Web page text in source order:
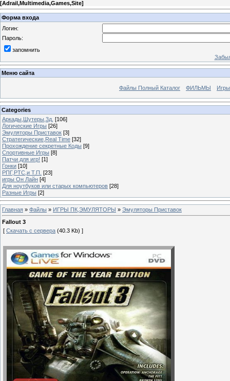
[Adrail,Multimedia,Games,Site]
Форма входа
Логин:
Пароль:
запомнить
Меню сайта
Файлы Полный Каталог ФИЛЬМЫ
Categories
Аркады,Шутеры,3д, [106]
Логические Игры [26]
Эмуляторы Приставок [3]
Стратегические,Real Time [32]
Прохождение секретные Коды [9]
Спортивные Игры [8]
Патчи для игр! [1]
Гонки [10]
РПГ,РТС,и Т.П. [23]
игры Он Лайн [4]
Для ноутбуков или старых компьютеров [28]
Разные Игры [2]
Главная » Файлы » ИГРЫ ПК,ЭМУЛЯТОРЫ » Эмуляторы Приставок
Fallout 3
[ Скачать с сервера (40.3 Kb) ]